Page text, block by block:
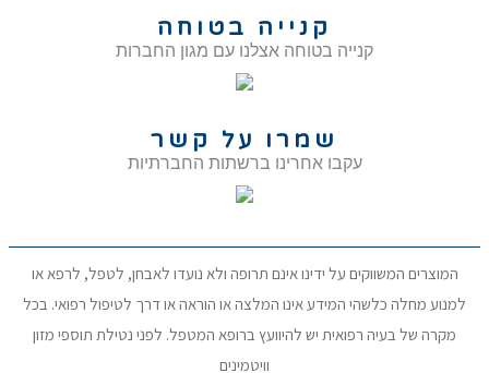
קנייה בטוחה
קנייה בטוחה אצלנו עם מגון החברות
שמרו על קשר
עקבו אחרינו ברשתות החברתיות
המוצרים המשווקים על ידינו אינם תרופה ולא נועדו לאבחן, לטפל, לרפא או
למנוע מחלה כלשהי המידע אינו המלצה או הוראה או דרך לטיפול רפואי. בכל
מקרה של בעיה רפואית יש להיוועץ ברופא המטפל. לפני נטילת תוספי מזון
וויטמינים